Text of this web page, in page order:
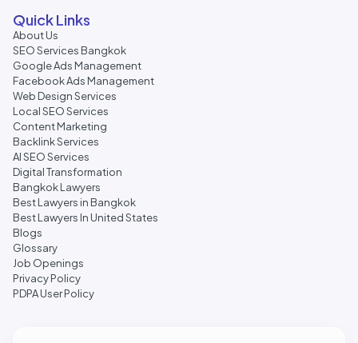
Quick Links
About Us
SEO Services Bangkok
Google Ads Management
Facebook Ads Management
Web Design Services
Local SEO Services
Content Marketing
Backlink Services
AI SEO Services
Digital Transformation
Bangkok Lawyers
Best Lawyers in Bangkok
Best Lawyers In United States
Blogs
Glossary
Job Openings
Privacy Policy
PDPA User Policy